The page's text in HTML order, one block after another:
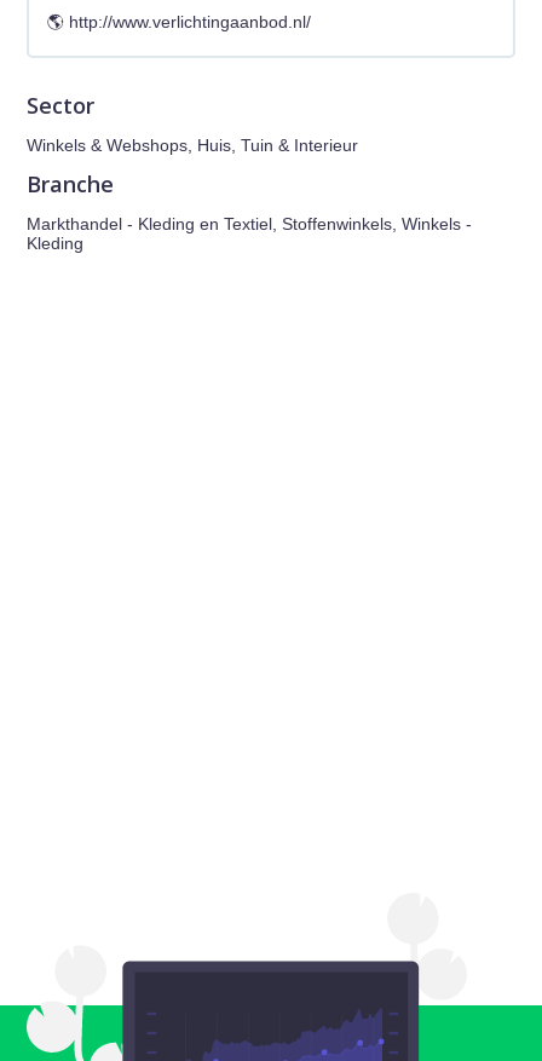
http://www.verlichtingaanbod.nl/
Sector
Winkels & Webshops, Huis, Tuin & Interieur
Branche
Markthandel - Kleding en Textiel, Stoffenwinkels, Winkels -
Kleding